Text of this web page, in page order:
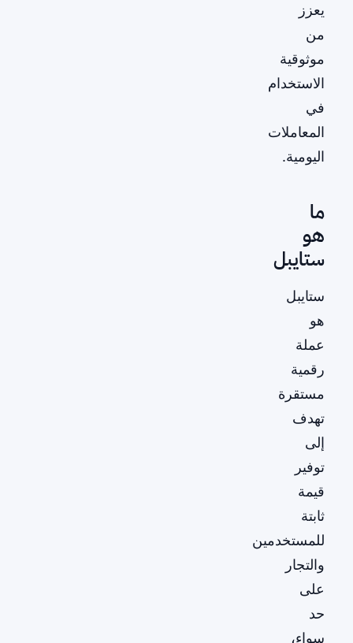
يعزز
من
موثوقية
الاستخدام
في
المعاملات
اليومية.
ما
هو
ستايبل
ستايبل
هو
عملة
رقمية
مستقرة
تهدف
إلى
توفير
قيمة
ثابتة
للمستخدمين
والتجار
على
حد
سواء،